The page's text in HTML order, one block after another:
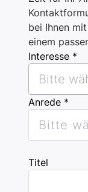
bei Ihnen
einem
Interesse *
Bitte
Anrede *
Bitte
Titel